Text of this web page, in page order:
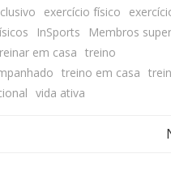
exercício físico
InSports
Membros
em casa treino
treino em casa
vida ativa